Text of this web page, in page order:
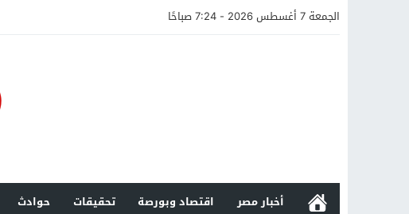
الجمعة 7 أغسطس 2026 - 7:24 صباحًا
أخبار مصر اقتصاد وبورصة تحقيقات حوادث